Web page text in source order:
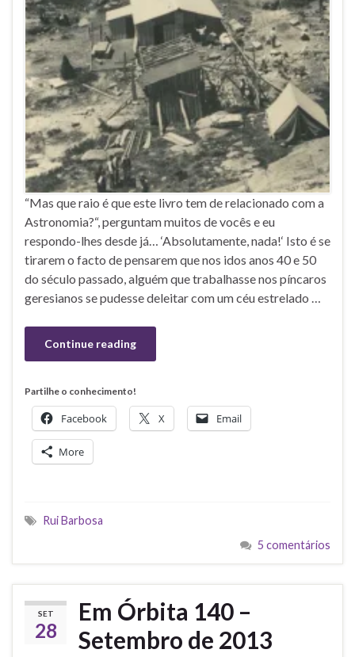
“Mas que raio é que este livro tem de relacionado com a
Astronomia?“, perguntam muitos de vocês e eu
respondo-lhes desde já… ‘Absolutamente, nada!‘ Isto é se
tirarem o facto de pensarem que nos idos anos 40 e 50
do século passado, alguém que trabalhasse nos píncaros
geresianos se pudesse deleitar com um céu estrelado …
Continue reading
Partilhe o conhecimento!
Facebook X Email
More
Rui Barbosa
5 comentários
SET
28
Em Órbita 140 –
Setembro de 2013